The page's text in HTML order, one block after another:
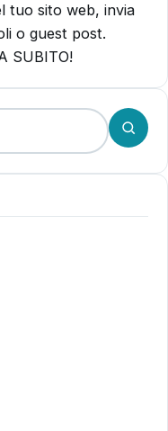
tuo sito web, invia
o guest post.
SUBITO!